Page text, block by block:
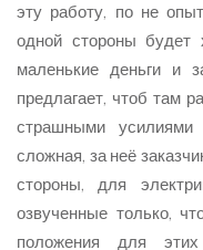
эту работу, по не
одной стороны
маленькие деньги и
предлагает, чтоб там
страшными
сложная, за неё
стороны, для
озвученные только,
положения для